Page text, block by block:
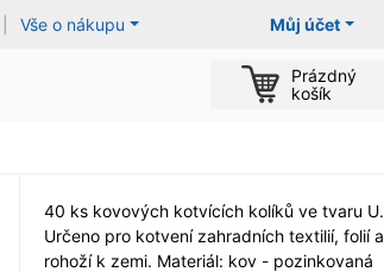
Můj účet
Vše o nákupu
Prázdný
košík
40 ks kovových kotvících kolíků ve tvaru U.
Určeno pro kotvení zahradních textilií, folií a
rohoží k zemi. Materiál: kov - pozinkovaná